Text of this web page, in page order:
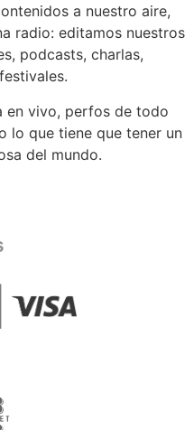
a nuestro aire,
radio: editamos nuestros
podcasts, charlas,
en vivo, perfos de todo
lo que tiene que tener un
del mundo.